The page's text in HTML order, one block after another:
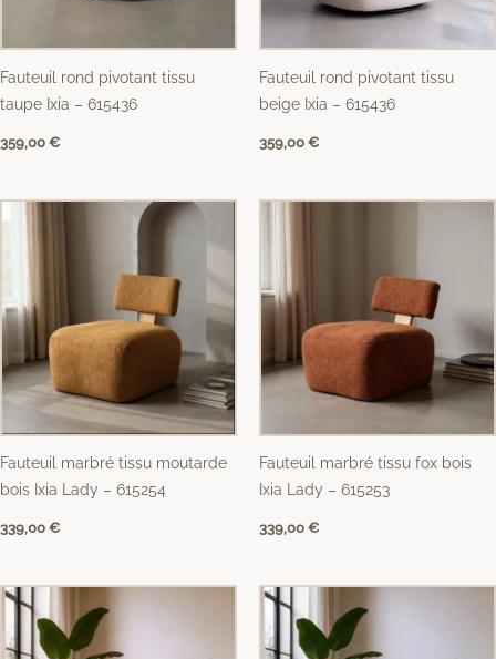
Fauteuil rond pivotant tissu
taupe Ixia – 615436
359,00 €
Fauteuil rond pivotant tissu
beige Ixia – 615436
359,00 €
Fauteuil marbré tissu moutarde
bois Ixia Lady – 615254
339,00 €
Fauteuil marbré tissu fox bois
Ixia Lady – 615253
339,00 €